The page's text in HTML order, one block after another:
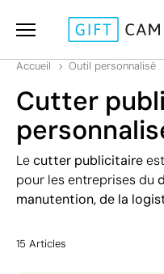
Accueil Outil personnalisé
Cutter
Lecutter publicitaire
pour les entreprises du
manutention, de la
pratique en entreprise
facilement des
15 Articles